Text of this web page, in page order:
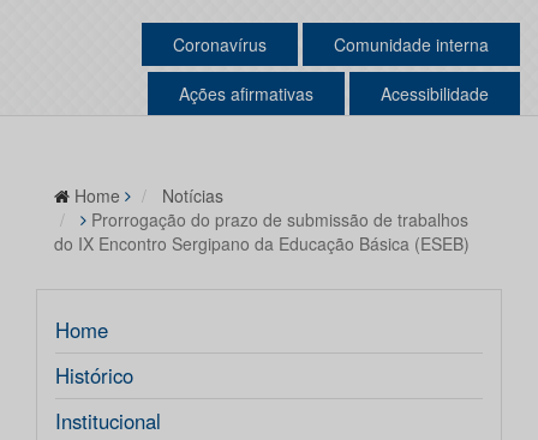
Coronavírus Comunidade interna
Ações afirmativas Acessibilidade
Home
Notícias
Prorrogação do prazo de submissão de trabalhos
do IX Encontro Sergipano da Educação Básica (ESEB)
Home
Histórico
Institucional